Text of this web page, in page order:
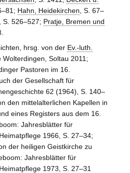
Hahn, Heidekirchen, S. 67–
S. 526–527; Pratje, Bremen und
hrsg. von der Ev.-luth.
Soltau 2011;
Pastoren im 16.
der Gesellschaft für
62 (1964), S. 140–
den mittelalterlichen Kapellen in
eines Registers aus dem 16.
Jahresblätter für
1966, S. 27–34;
der heiligen Geistkirche zu
Jahresblätter für
1973, S. 27–31